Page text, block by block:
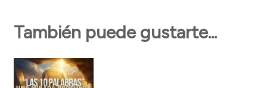
También puede gustarte...